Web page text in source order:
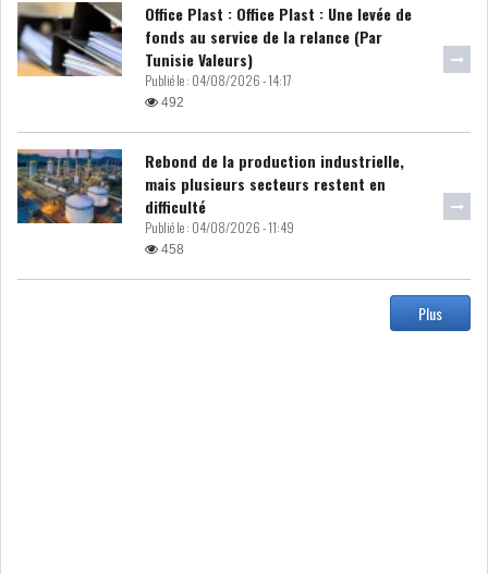
MAURITANIE : MATTEL LANCE
SA SOLUTION DE...
ATTIJARIWAFA BANK : LA
HAUSSE DES BÉNÉFI...
APRÈS LA SÉCHERESSE, LE
Office Plast : Office Plast : Une levée de
fonds au service de la relance (Par
Tunisie Valeurs)
Publié le : 04/08/2026 - 14:17
492
Rebond de la production industrielle,
mais plusieurs secteurs restent en
difficulté
Publié le : 04/08/2026 - 11:49
458
Plus